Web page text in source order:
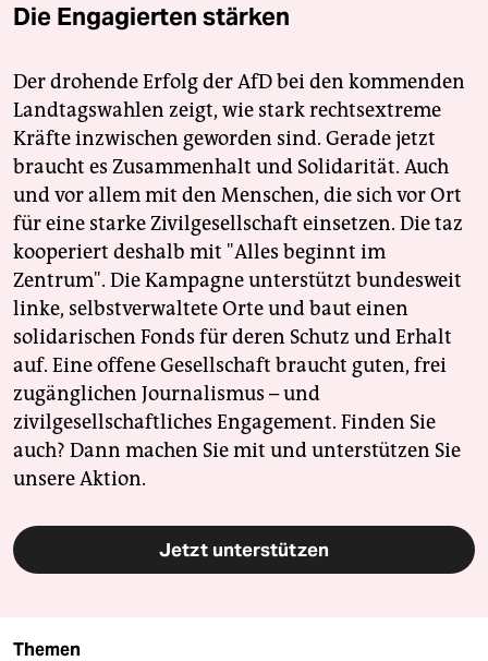
Die Engagierten stärken
Der drohende Erfolg der AfD bei den kommenden
Landtagswahlen zeigt, wie stark rechtsextreme
Kräfte inzwischen geworden sind. Gerade jetzt
braucht es Zusammenhalt und Solidarität. Auch
und vor allem mit den Menschen, die sich vor Ort
für eine starke Zivilgesellschaft einsetzen. Die taz
kooperiert deshalb mit "Alles beginnt im
Zentrum". Die Kampagne unterstützt bundesweit
linke, selbstverwaltete Orte und baut einen
solidarischen Fonds für deren Schutz und Erhalt
auf. Eine offene Gesellschaft braucht guten, frei
zugänglichen Journalismus – und
zivilgesellschaftliches Engagement. Finden Sie
auch? Dann machen Sie mit und unterstützen Sie
unsere Aktion.
Jetzt unterstützen
Themen